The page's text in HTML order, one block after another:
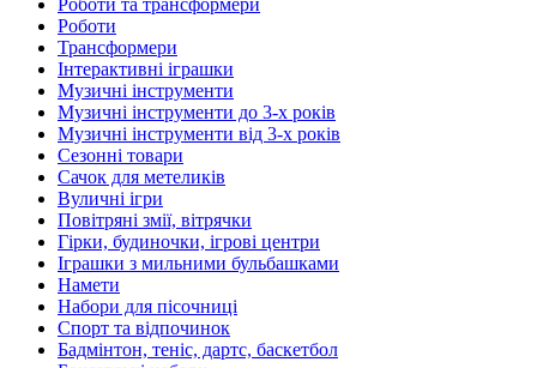
Роботи та трансформери
Роботи
Трансформери
Інтерактивні іграшки
Музичні інструменти
Музичні інструменти до 3-х років
Музичні інструменти від 3-х років
Сезонні товари
Сачок для метеликів
Вуличні ігри
Повітряні змії, вітрячки
Гірки, будиночки, ігрові центри
Іграшки з мильними бульбашками
Намети
Набори для пісочниці
Спорт та відпочинок
Бадмінтон, теніс, дартс, баскетбол